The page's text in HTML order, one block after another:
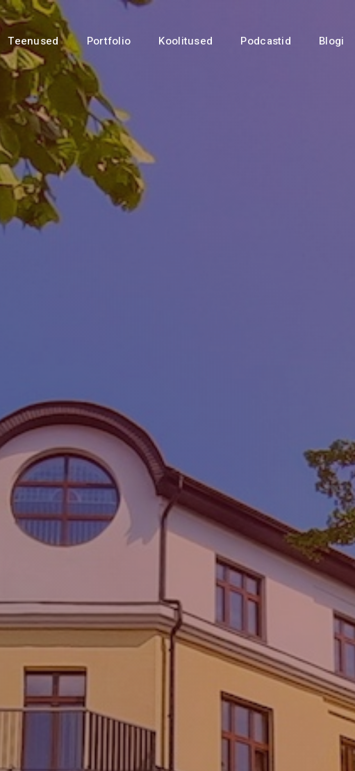
Teenused Portfolio Koolitused Podcastid Blogi